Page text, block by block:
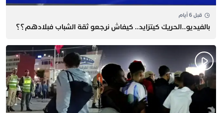
قبل 6 أيام
بالفيديو..الحريك كيتزايد.. كيفاش نرجعو ثقة الشباب فبلادهم؟؟